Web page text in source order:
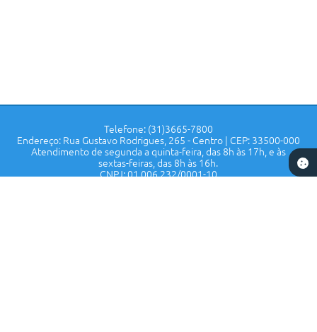
Telefone: (31)3665-7800
Endereço: Rua Gustavo Rodrigues, 265 - Centro | CEP: 33500-000
Atendimento de segunda a quinta-feira, das 8h às 17h, e às
sextas-feiras, das 8h às 16h.
CNPJ: 01.006.232/0001-10